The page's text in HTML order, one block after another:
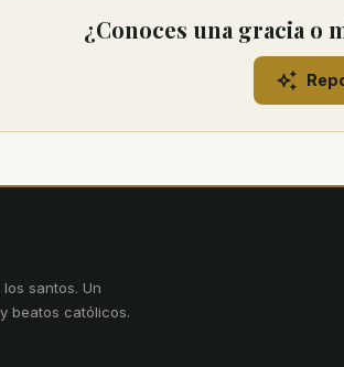
¿Conoces una gracia o
santos. Un
beatos católicos.